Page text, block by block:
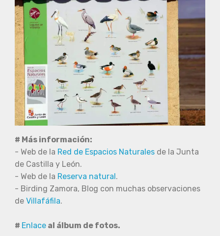
# Más información:
- Web de la Red de Espacios Naturales de la Junta
de Castilla y León.
- Web de la Reserva natural.
- Birding Zamora, Blog con muchas observaciones
de Villafáfila.
# Enlace al álbum de fotos.